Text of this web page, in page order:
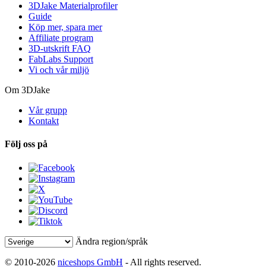
3DJake Materialprofiler
Guide
Köp mer, spara mer
Affiliate program
3D-utskrift FAQ
FabLabs Support
Vi och vår miljö
Om 3DJake
Vår grupp
Kontakt
Följ oss på
Ändra region/språk
© 2010-2026 niceshops GmbH - All rights reserved.